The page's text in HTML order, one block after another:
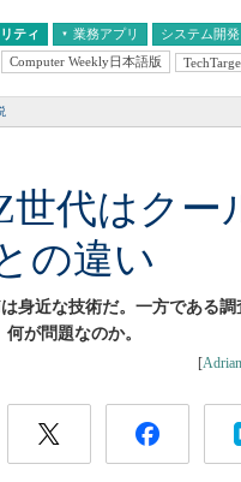
ティ 業務アプリ システム開発
経営とIT 医療IT
Computer Weekly日本語版
世代はクー
の違い
身近な技術だ。一方である調
が問題なのか。
[